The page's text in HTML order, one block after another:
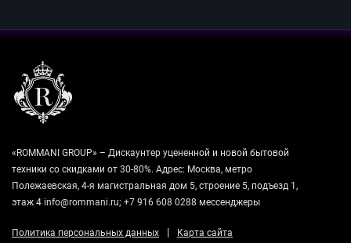
«ROMMANI GROUP» – Дискаунтер уцененной и новой бытовой
техники со скидками от 30-80%. Адрес: Москва, метро
Полежаевская, 4-я магистральная дом 5, строение 5, подъезд 1,
этаж 4 info@rommani.ru; +7 916 608 0288 мессенджеры
Политика персональных данных | Карта сайта